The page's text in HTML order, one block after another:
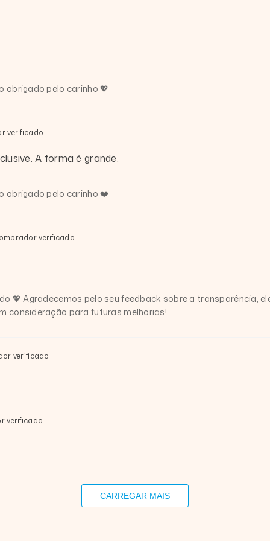
obrigado pelo carinho 💖
verificado
A forma é grande.
obrigado pelo carinho ❤️
verificado
💖 Agradecemos pelo seu feedback sobre a transparência,
consideração para futuras melhorias!
verificado
verificado
CARREGAR MAIS